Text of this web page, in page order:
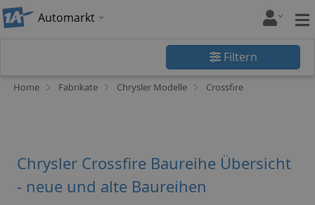
Automarkt
Filtern
Home Fabrikate Chrysler Modelle Crossfire
Chrysler Crossfire Baureihe Übersicht
- neue und alte Baureihen